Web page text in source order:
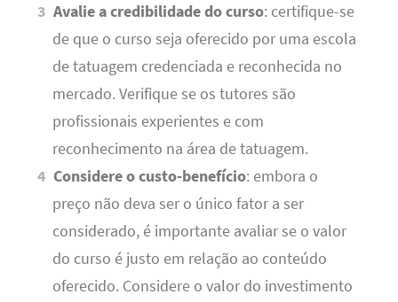
Avalie a credibilidade do curso: certifique-se
de que o curso seja oferecido por uma escola
de tatuagem credenciada e reconhecida no
mercado. Verifique se os tutores são
profissionais experientes e com
reconhecimento na área de tatuagem.
Considere o custo-benefício: embora o
preço não deva ser o único fator a ser
considerado, é importante avaliar se o valor
do curso é justo em relação ao conteúdo
oferecido. Considere o valor do investimento